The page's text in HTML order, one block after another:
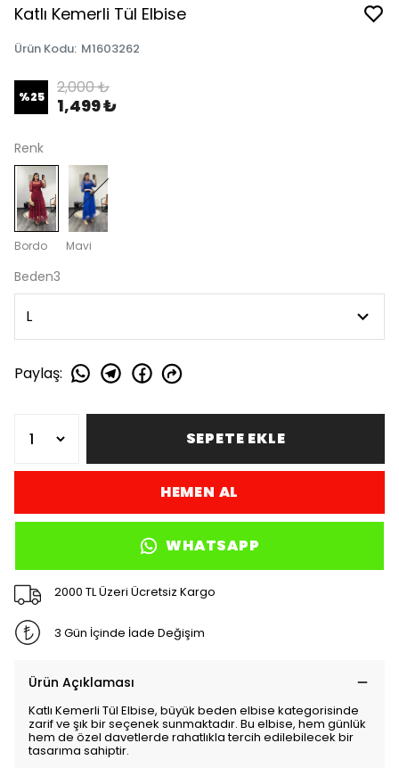
Katlı Kemerli Tül Elbise
Ürün Kodu: M1603262
%25 2,000 ₺
1,499 ₺
Renk
Bordo Mavi
Beden3
Paylaş:
SEPETE EKLE
HEMEN AL
WHATSAPP
2000 TL Üzeri Ücretsiz Kargo
3 Gün İçinde İade Değişim
Ürün Açıklaması
Katlı Kemerli Tül Elbise, büyük beden elbise kategorisinde
zarif ve şık bir seçenek sunmaktadır. Bu elbise, hem günlük
hem de özel davetlerde rahatlıkla tercih edilebilecek bir
tasarıma sahiptir.